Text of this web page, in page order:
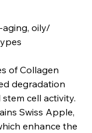
aging, oily/
of Collagen
degradation
cell activity.
Swiss Apple,
enhance the